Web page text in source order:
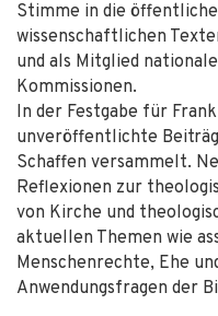
Stimme in die
wissenschaftlichen
und als Mitglied
Kommissionen.
In der Festgabe für
unveröffentlichte
Schaffen versammelt.
Reflexionen zur
von Kirche und
aktuellen Themen wie
Menschenrechte, Ehe
Anwendungsfragen der